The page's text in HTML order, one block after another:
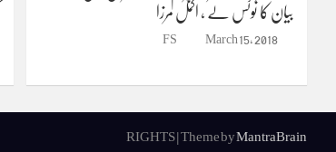
بیان کا نوٹس لے ، اکمل مرزا
March 15, 2018
FS
RIGHTS | Theme by MantraBrain